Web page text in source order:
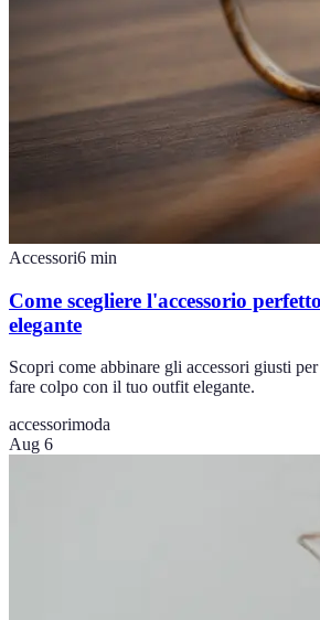
Accessori6 min
Come scegliere l'accessorio
elegante
Scopri come abbinare gli accessori giusti
fare colpo con il tuo outfit elegante.
accessorimoda
Aug 6